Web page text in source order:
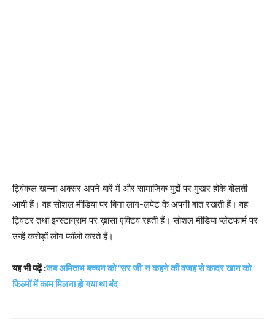
ट्विंकल खन्ना अक्सर अपने बारें में और सामाजिक मुद्दों पर मुखर होके बोलती
आयी हैं। वह सोशल मीडिया पर बिना लाग-लपेट के अपनी बात रखती हैं। वह
ट्विटर तथा इन्स्टाग्राम पर ख़ासा एक्टिव रहती हैं। सोशल मीडिया प्लेटफार्म पर
उन्हें करोड़ों लोग फॉलो करते हैं।
यह भी पढ़ें :जब अमिताभ बच्चन को ‘सर जी’ न कहने की वजह से कादर खान को
फिल्मों में काम मिलना हो गया था बंद